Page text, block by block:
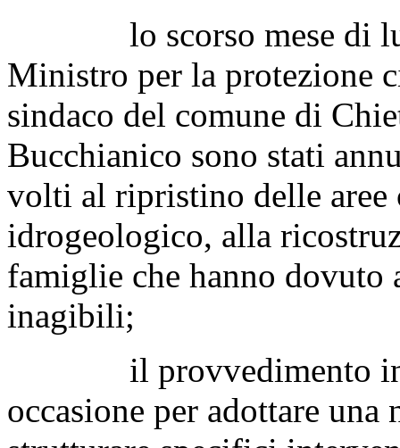
lo scorso mese di
Ministro per la protezione
sindaco del comune di
Bucchianico sono stati
volti al ripristino delle aree
idrogeologico, alla
famiglie che hanno dovuto
inagibili;
il provvedimento in
occasione per adottare una